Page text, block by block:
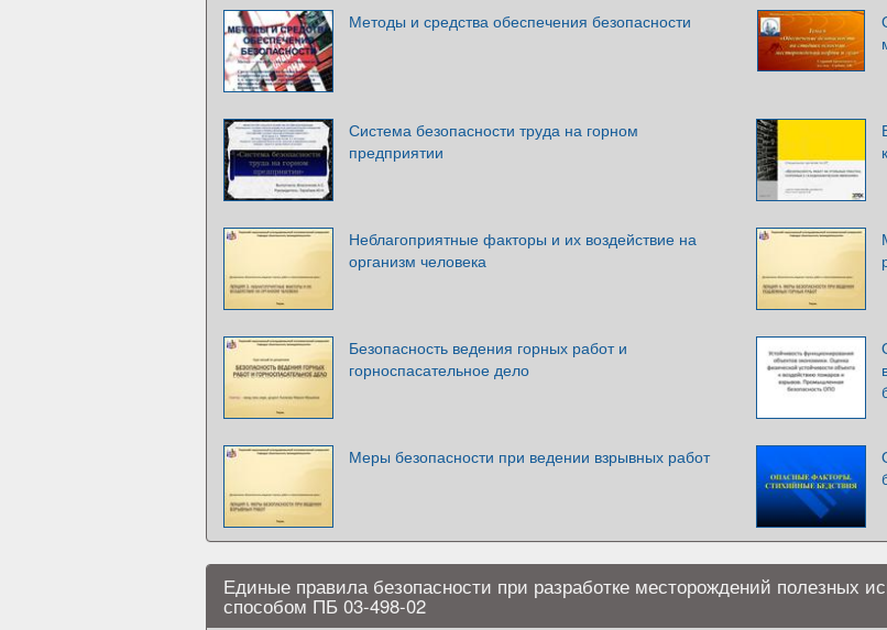
Методы и средства обеспечения безопасности
Система безопасности труда на горном
предприятии
Неблагоприятные факторы и их воздействие на
организм человека
Безопасность ведения горных работ и
горноспасательное дело
Меры безопасности при ведении взрывных работ
Единые правила безопасности при разработке месторождений полезных
способом ПБ 03-498-02